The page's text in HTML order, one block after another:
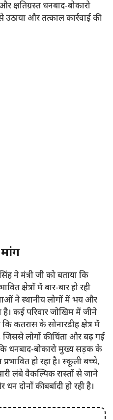
क्षतिग्रस्त धनबाद-बोकारो
और तत्काल कार्रवाई की
ने मंत्री जी को बताया कि
क्षेत्रों में बार-बार हो रही
ने स्थानीय लोगों में भय और
है। कई परिवार जोखिम में जीने
कतरास के सोनारडीह क्षेत्र में
जिससे लोगों की चिंता और बढ़ गई
कि धनबाद-बोकारो मुख्य सड़क के
हो रहा है। स्कूली बच्चे,
लंबे वैकल्पिक रास्तों से जाने
की बर्बादी हो रही है।